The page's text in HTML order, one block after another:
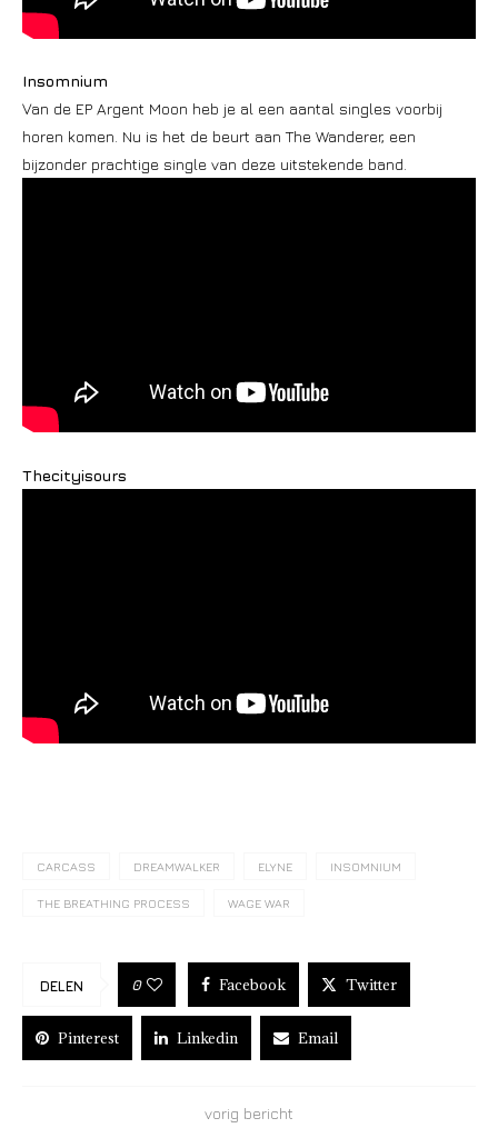
Insomnium
Van de EP Argent Moon heb je al een aantal singles voorbij
horen komen. Nu is het de beurt aan The Wanderer, een
bijzonder prachtige single van deze uitstekende band.
Thecityisours
CARCASS DREAMWALKER ELYNE INSOMNIUM
THE BREATHING PROCESS WAGE WAR
DELEN 0 Facebook Twitter
Pinterest Linkedin Email
vorig bericht